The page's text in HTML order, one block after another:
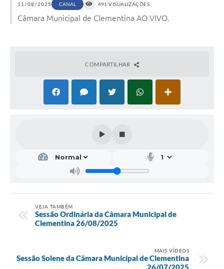
11/08/2025 CANAL 491 VISUALIZAÇÕES
Câmara Municipal de Clementina AO VIVO.
COMPARTILHAR
VEJA TAMBÉM
Sessão Ordinária da Câmara Municipal de
Clementina 26/08/2025
MAIS VÍDEOS
Sessão Solene da Câmara Municipal de Clementina
26/07/2025